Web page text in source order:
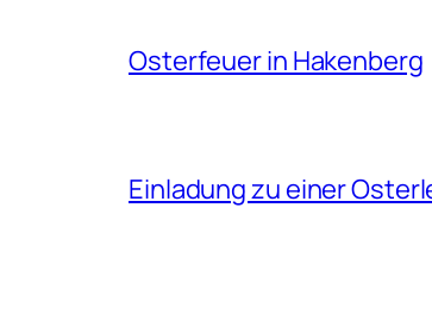
Osterfeuer in Hakenberg
Einladung zu einer